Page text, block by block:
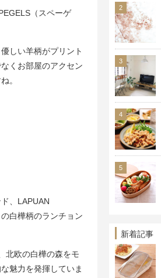
（スペーゲ
しい羊柄がプリント
くお部屋のアクセン
。
、LAPUAN
白樺柄のランチョン
北欧の白樺の森をモ
魅力を発揮していま
新着記事